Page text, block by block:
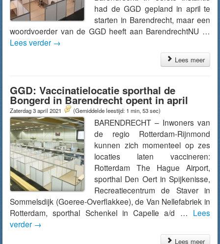
had de GGD gepland in april te
starten in Barendrecht, maar een
woordvoerder van de GGD heeft aan BarendrechtNU …
Lees verder →
Lees meer
GGD: Vaccinatielocatie sporthal de
Bongerd in Barendrecht opent in april
Zaterdag 3 april 2021 (Gemiddelde leestijd: 1 min, 53 sec)
BARENDRECHT – Inwoners van
de regio Rotterdam-Rijnmond
kunnen zich momenteel op zes
locaties laten vaccineren:
Rotterdam The Hague Airport,
sporthal Den Oert in Spijkenisse,
Recreatiecentrum de Staver in
Sommelsdijk (Goeree-Overflakkee), de Van Nellefabriek in
Rotterdam, sporthal Schenkel in Capelle a/d … Lees
verder →
Lees meer